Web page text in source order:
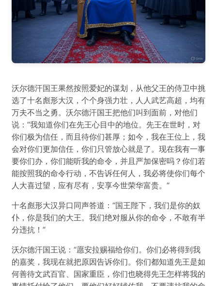
沃尔德汗国王果然按照爱妃的谋划，从他父王的侍卫中挑
选了十名彪形大汉，个个身强力壮，人人武艺高超，均有
万夫不当之勇。沃尔德汗国王把他们叫到面前，对他们
说：“我知道你们在先王心目中的地位。先王在世时，对
你们极为信任，而且待你们甚厚；如今，我在王位上，我
会对你们更加信任，你们只管放心就是了。现在我有一事
要你们办，你们能听我的命令，并且严加保密吗？你们若
能按照我的命令行动，不告诉任何人，我必将使你们每个
人大喜过望，应有尽有，安享今世荣华富贵。”
十名彪形大汉异口同声答道：“国王陛下，我们是你的奴
仆，你是我们的大王。我们绝对服从你的命令，不敢有半
分违抗！”
沃尔德汗国王说：“愿安拉赐福给你们。你们必将得到我
的嘉奖，我现在就把原因告诉你们。你们都知道先王是如
何善待文武百官、国家重臣，你们也晓得先王怎样将我的